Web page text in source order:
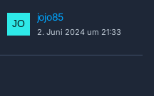
jojo85
2. Juni 2024 um 21:33